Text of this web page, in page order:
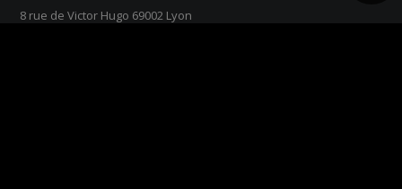
8 rue de Victor Hugo 69002 Lyon